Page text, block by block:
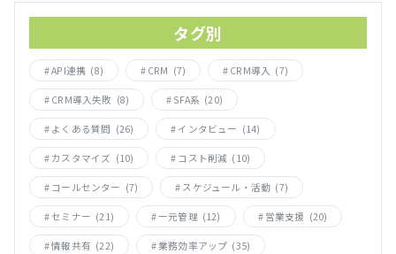
タグ別
API連携 (8) CRM (7) CRM導入 (7)
CRM導入失敗 (8) SFA系 (20)
よくある質問 (26) インタビュー (14)
カスタマイズ (10) コスト削減 (10)
コールセンター (7) スケジュール・活動 (7)
セミナー (21) 一元管理 (12) 営業支援 (20)
情報共有 (22) 業務効率アップ (35)